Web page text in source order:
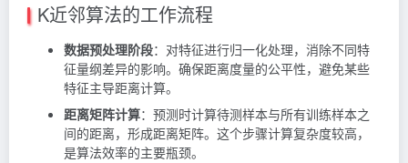
K近邻算法的工作流程
数据预处理阶段：对特征进行归一化处理，消除不同特
征量纲差异的影响。确保距离度量的公平性，避免某些
特征主导距离计算。
距离矩阵计算：预测时计算待测样本与所有训练样本之
间的距离，形成距离矩阵。这个步骤计算复杂度较高，
是算法效率的主要瓶颈。